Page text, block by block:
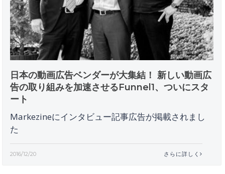
日本の動画広告ベンダーが大集結！ 新しい動画広
告の取り組みを加速させるFunnel1、ついにスタ
ート
Markezineにインタビュー記事広告が掲載されまし
た
2016/12/20 さらに詳しく